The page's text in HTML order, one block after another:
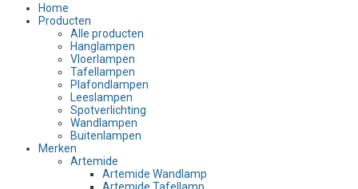
Home
Producten
Alle producten
Hanglampen
Vloerlampen
Tafellampen
Plafondlampen
Leeslampen
Spotverlichting
Wandlampen
Buitenlampen
Merken
Artemide
Artemide Wandlamp
Artemide Tafellamp